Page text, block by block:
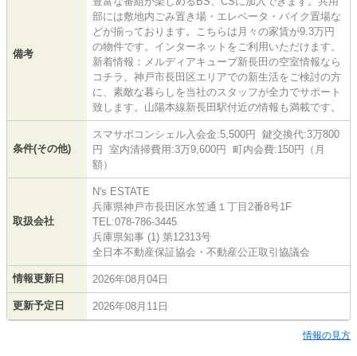
備考
部には敷地内ごみ置き場・エレベータ・バイク置場な
どが揃っております。こちらは月々の家賃が9.3万円
の物件です。インターネットをご利用いただけます。
新着情報：メルディアキューブ新長田の空室情報なら
コチラ。神戸市長田区エリアでの新生活をご検討の方
に、素敵な暮らしを当社のスタッフが全力でサポート
致します。山陽本線新長田駅付近の情報も満載です。
条件(その他)
スマサポコンシェル入会金:5,500円 鍵交換代:3万800
円 室内清掃費用:3万9,600円 町内会費:150円（月
額）
取扱会社
N's ESTATE
兵庫県神戸市長田区水笠通１丁目2番8号1F
TEL:078-786-3445
兵庫県知事 (1) 第12313号
全日本不動産保証協会・不動産公正取引協議会
情報更新日 2026年08月04日
更新予定日 2026年08月11日
情報の見方